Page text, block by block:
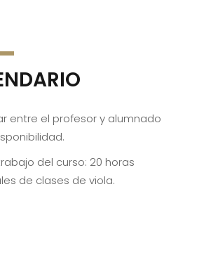
entre el profesor y alumnado
del curso: 20 horas
de clases de viola.